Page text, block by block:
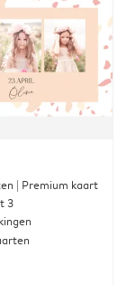
| Premium kaart
3